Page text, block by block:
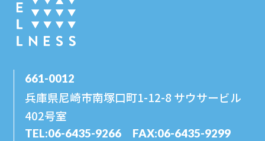
661-0012
兵庫県尼崎市南塚口町1-12-8 サウサービル
402号室
TEL:06-6435-9266 FAX:06-6435-9299